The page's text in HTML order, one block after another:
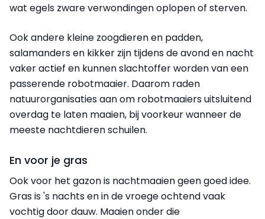
wat egels zware verwondingen oplopen of sterven.
Ook andere kleine zoogdieren en padden,
salamanders en kikker zijn tijdens de avond en nacht
vaker actief en kunnen slachtoffer worden van een
passerende robotmaaier. Daarom raden
natuurorganisaties aan om robotmaaiers uitsluitend
overdag te laten maaien, bij voorkeur wanneer de
meeste nachtdieren schuilen.
En voor je gras
Ook voor het gazon is nachtmaaien geen goed idee.
Gras is 's nachts en in de vroege ochtend vaak
vochtig door dauw. Maaien onder die